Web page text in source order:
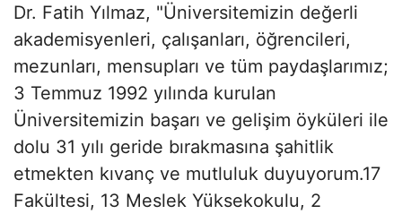
Dr. Fatih Yılmaz, "Üniversitemizin değerli
akademisyenleri, çalışanları, öğrencileri,
mezunları, mensupları ve tüm paydaşlarımız;
3 Temmuz 1992 yılında kurulan
Üniversitemizin başarı ve gelişim öyküleri ile
dolu 31 yılı geride bırakmasına şahitlik
etmekten kıvanç ve mutluluk duyuyorum.17
Fakültesi, 13 Meslek Yüksekokulu, 2